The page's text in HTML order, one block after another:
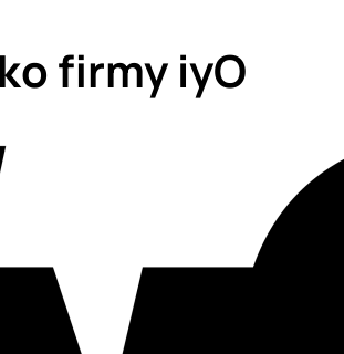
firmy iyO